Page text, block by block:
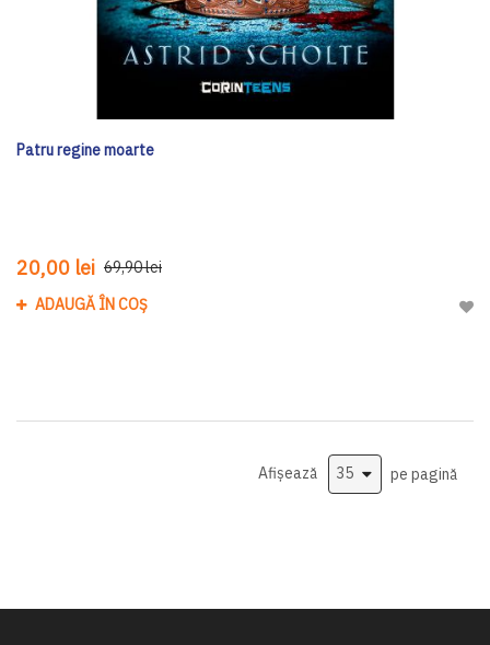
Patru regine moarte
20,00 lei 69,90 lei
ADAUGĂ ÎN COȘ
Afișează pe pagină